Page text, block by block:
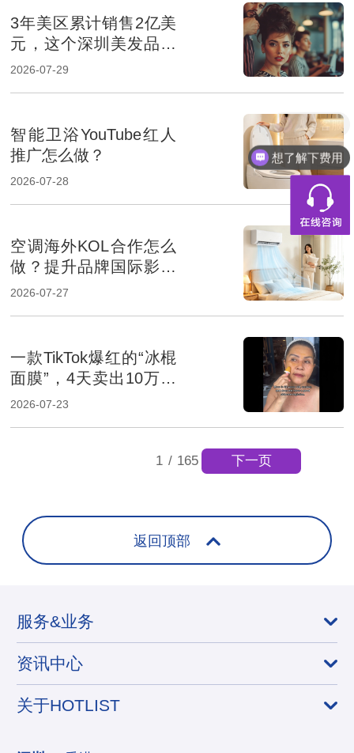
3年美区累计销售2亿美
元，这个深圳美发品牌
凭什么？
2026-07-29
智能卫浴YouTube红人
推广怎么做？
2026-07-28
空调海外KOL合作怎么
做？提升品牌国际影响
力的达人营销指南
2026-07-27
一款TikTok爆红的“冰棍
面膜”，4天卖出10万美
元，产品两次售罄
2026-07-23
1 / 165 下一页
返回顶部
服务&业务
资讯中心
关于HOTLIST
想了解下费用
人工客服